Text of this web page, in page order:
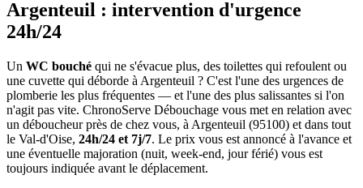
Argenteuil : intervention d'urgence
24h/24
Un WC bouché qui ne s'évacue plus, des toilettes qui refoulent ou
une cuvette qui déborde à Argenteuil ? C'est l'une des urgences de
plomberie les plus fréquentes — et l'une des plus salissantes si l'on
n'agit pas vite. ChronoServe Débouchage vous met en relation avec
un déboucheur près de chez vous, à Argenteuil (95100) et dans tout
le Val-d'Oise, 24h/24 et 7j/7. Le prix vous est annoncé à l'avance et
une éventuelle majoration (nuit, week-end, jour férié) vous est
toujours indiquée avant le déplacement.